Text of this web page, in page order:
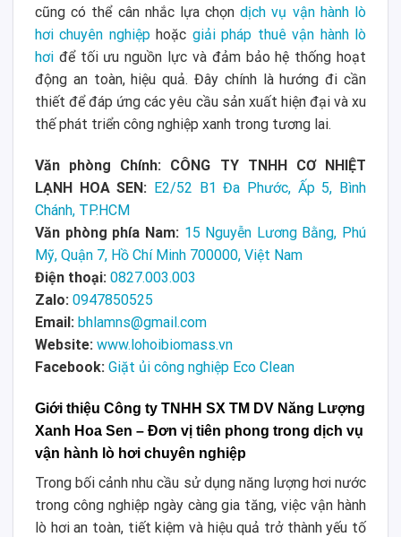
cũng có thể cân nhắc lựa chọndịch vụ vận hành lò
hơi chuyên nghiệphoặc giải pháp thuê vận hành lò
hơi để tối ưu nguồn lực và đảm bảo hệ thống hoạt
động an toàn, hiệu quả. Đây chính là hướng đi cần
thiết để đáp ứng các yêu cầu sản xuất hiện đại và xu
thế phát triển công nghiệp xanh trong tương lai.
Văn phòng Chính: CÔNG TY TNHH CƠ NHIỆT
LẠNH HOA SEN: E2/52 B1 Đa Phước, Ấp 5, Bình
Chánh, TP.HCM
Văn phòng phía Nam: 15 Nguyễn Lương Bằng, Phú
Mỹ, Quận 7, Hồ Chí Minh 700000, Việt Nam
Điện thoại: 0827.003.003
Zalo: 0947850525
Email: bhlamns@gmail.com
Website: www.lohoibiomass.vn
Facebook: Giặt ủi công nghiệp Eco Clean
Giới thiệu Công ty TNHH SX TM DV Năng Lượng
Xanh Hoa Sen – Đơn vị tiên phong trong dịch vụ
vận hành lò hơi chuyên nghiệp
Trong bối cảnh nhu cầu sử dụng năng lượng hơi nước
trong công nghiệp ngày càng gia tăng, việc vận hành
lò hơi an toàn, tiết kiệm và hiệu quả trở thành yếu tố